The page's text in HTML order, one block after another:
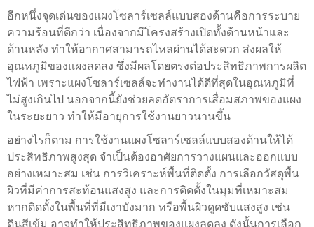
อีกหนึ่งจุดเด่นของแผงโซลาร์เซลล์แบบสองด้านคือการระบาย
ความร้อนที่ดีกว่า เนื่องจากมีโครงสร้างเปิดทั้งด้านหน้าและ
ด้านหลัง ทำให้อากาศสามารถไหลผ่านได้สะดวก ส่งผลให้
อุณหภูมิของแผงลดลง ซึ่งมีผลโดยตรงต่อประสิทธิภาพการผลิต
ไฟฟ้า เพราะแผงโซลาร์เซลล์จะทำงานได้ดีที่สุดในอุณหภูมิที่
ไม่สูงเกินไป นอกจากนี้ยังช่วยลดอัตราการเสื่อมสภาพของแผง
ในระยะยาว ทำให้มีอายุการใช้งานยาวนานขึ้น
อย่างไรก็ตาม การใช้งานแผงโซลาร์เซลล์แบบสองด้านให้ได้
ประสิทธิภาพสูงสุด จำเป็นต้องอาศัยการวางแผนและออกแบบ
อย่างเหมาะสม เช่น การวิเคราะห์พื้นที่ติดตั้ง การเลือกวัสดุพื้น
ผิวที่มีค่าการสะท้อนแสงสูง และการติดตั้งในมุมที่เหมาะสม
หากติดตั้งในพื้นที่ที่มีเงาบังมาก หรือพื้นผิวดูดซับแสงสูง เช่น
ดินสีเข้ม อาจทำให้ประสิทธิภาพของแผงลดลง ดังนั้นการเลือก